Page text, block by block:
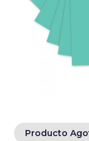
Producto